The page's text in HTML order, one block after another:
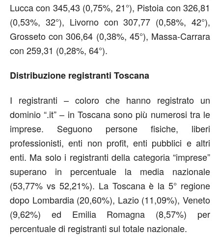
Lucca con 345,43 (0,75%, 21°), Pistoia con 326,81
(0,53%, 32°), Livorno con 307,77 (0,58%, 42°),
Grosseto con 306,64 (0,38%, 45°), Massa-Carrara
con 259,31 (0,28%, 64°).
Distribuzione registranti Toscana
I registranti – coloro che hanno registrato un
dominio “.it” – in Toscana sono più numerosi tra le
imprese. Seguono persone fisiche, liberi
professionisti, enti non profit, enti pubblici e altri
enti. Ma solo i registranti della categoria “imprese”
superano in percentuale la media nazionale
(53,77% vs 52,21%). La Toscana è la 5° regione
dopo Lombardia (20,60%), Lazio (11,09%), Veneto
(9,62%) ed Emilia Romagna (8,57%) per
percentuale di registranti sul totale nazionale.